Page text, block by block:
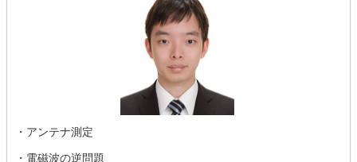
・アンテナ測定
・電磁波の逆問題